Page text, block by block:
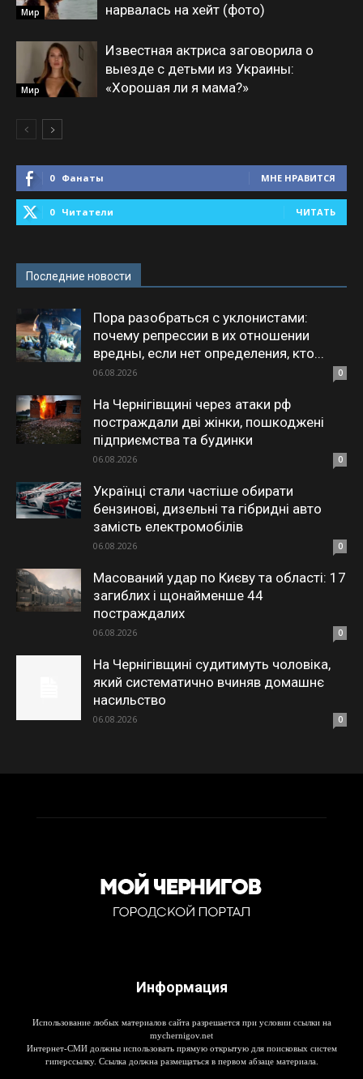
Мир
нарвалась на хейт (фото)
Мир
Известная актриса заговорила о
выезде с детьми из Украины:
«Хорошая ли я мама?»
0 Фанаты МНЕ НРАВИТСЯ
0 Читатели ЧИТАТЬ
Последние новости
Пора разобраться с уклонистами:
почему репрессии в их отношении
вредны, если нет определения, кто...
06.08.2026 0
На Чернігівщині через атаки рф
постраждали дві жінки, пошкоджені
підприємства та будинки
06.08.2026 0
Українці стали частіше обирати
бензинові, дизельні та гібридні авто
замість електромобілів
06.08.2026 0
Масований удар по Києву та області: 17
загиблих і щонайменше 44
постраждалих
06.08.2026 0
На Чернігівщині судитимуть чоловіка,
який систематично вчиняв домашнє
насильство
06.08.2026 0
Информация
Использование любых материалов сайта разрешается при условии ссылки на
mychernigov.net
Интернет-СМИ должны использовать прямую открытую для поисковых систем
гиперссылку. Ссылка должна размещаться в первом абзаце материала.